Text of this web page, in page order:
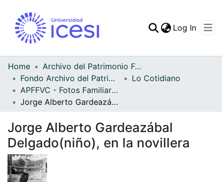
Statistics
Log In
Home
Archivo del Patrimonio Fotográfico y Fílmico del Valle del Cauca
Fondo Archivo del Patrimonio Fotográfico y Fílmico del Valle del Cauca
Lo Cotidiano
APFFVC - Fotos Familiares - Patrimonial
Jorge Alberto Gardeazábal Delgado(niño), en la novillera
Jorge Alberto Gardeazábal
Delgado(niño), en la novillera